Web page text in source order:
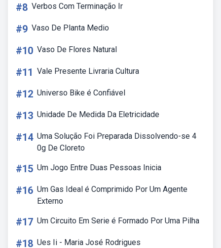
#8 Verbos Com Terminação Ir
#9 Vaso De Planta Medio
#10 Vaso De Flores Natural
#11 Vale Presente Livraria Cultura
#12 Universo Bike é Confiável
#13 Unidade De Medida Da Eletricidade
#14 Uma Solução Foi Preparada Dissolvendo-se 4
0g De Cloreto
#15 Um Jogo Entre Duas Pessoas Inicia
#16 Um Gas Ideal é Comprimido Por Um Agente
Externo
#17 Um Circuito Em Serie é Formado Por Uma Pilha
#18 Ues Ii - Maria José Rodrigues